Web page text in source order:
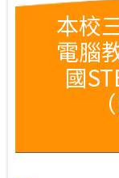
本校
電腦
國